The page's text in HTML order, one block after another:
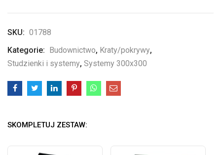
SKU: 01788
Kategorie: Budownictwo, Kraty/pokrywy,
Studzienki i systemy, Systemy 300x300
SKOMPLETUJ ZESTAW: